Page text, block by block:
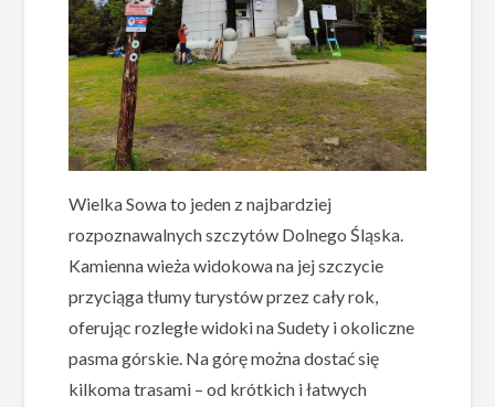
Wielka Sowa to jeden z najbardziej
rozpoznawalnych szczytów Dolnego Śląska.
Kamienna wieża widokowa na jej szczycie
przyciąga tłumy turystów przez cały rok,
oferując rozległe widoki na Sudety i okoliczne
pasma górskie. Na górę można dostać się
kilkoma trasami – od krótkich i łatwych